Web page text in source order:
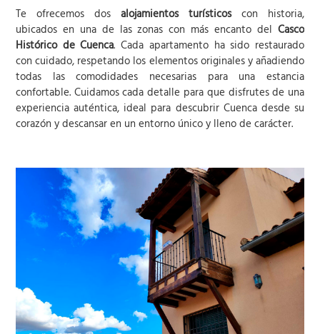
Te ofrecemos dos alojamientos turísticoscon historia,
ubicados en una de las zonas con más encanto delCasco
Histórico de Cuenca. Cada apartamento ha sido restaurado
con cuidado, respetando los elementos originales y añadiendo
todas las comodidades necesarias para una estancia
confortable. Cuidamos cada detalle para que disfrutes de una
experiencia auténtica, ideal para descubrir Cuenca desde su
corazón y descansar en un entorno único y lleno de carácter.